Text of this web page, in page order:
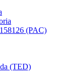
(PAC)
(TED)